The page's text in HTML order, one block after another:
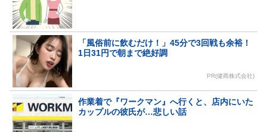
「風俗前に飲むだけ！」45分で3回戦も余裕！
1日31円で朝まで絶好調
PR(健商株式会社)
作業着で『ワークマン』へ行くと、店内にいた
カップルの彼氏が…悲しい話